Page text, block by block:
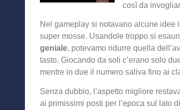
così da
Nel gameplay si notavano alcune idee
super mosse. Usandole troppo si
geniale, potevamo ridurre quella
tasto. Giocando da soli c’erano solo
mentre in due il numero saliva fino ai
Senza dubbio, l’aspetto migliore
ai primissimi posti per l’epoca sul lato